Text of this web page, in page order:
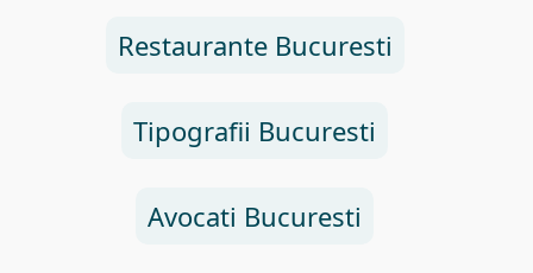
Restaurante Bucuresti
Tipografii Bucuresti
Avocati Bucuresti